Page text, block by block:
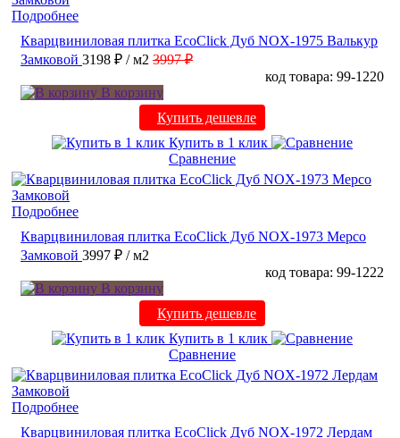
Подробнее
Кварцвиниловая плитка EcoClick Дуб NOX-1975 Валькур
Замковой 3198 ₽ / м2 3997 ₽
код товара: 99-1220
В корзину
Купить дешевле
Купить в 1 клик
Сравнение
Подробнее
Кварцвиниловая плитка EcoClick Дуб NOX-1973 Мерсо
Замковой 3997 ₽ / м2
код товара: 99-1222
В корзину
Купить дешевле
Купить в 1 клик
Сравнение
Подробнее
Кварцвиниловая плитка EcoClick Дуб NOX-1972 Лердам